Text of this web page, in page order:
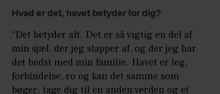
Hvad er det, havet betyder for dig?
“Det betyder alt. Det er så vigtig en del af
min sjæl, der jeg slapper af, og der jeg har
det bedst med min familie. Havet er leg,
forbindelse, ro og kan det samme som
bøger: tage dig til en anden verden og et